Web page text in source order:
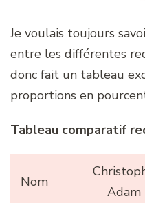
Je voulais toujours
entre les différentes
donc fait un tableau
proportions en
Tableau comparatif
Nom
Adam